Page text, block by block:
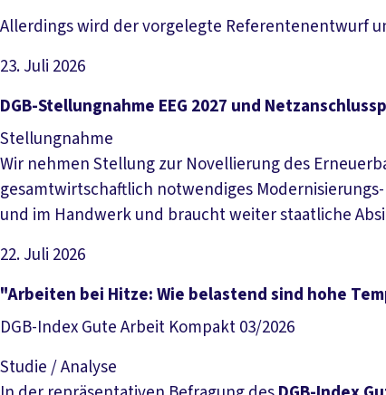
Allerdings wird der vorgelegte Referentenentwurf
23. Juli 2026
Datei herunterladen
DGB-Stellungnahme EEG 2027 und
Stellungnahme
Wir nehmen Stellung zur Novellierung des
gesamtwirtschaftlich notwendiges
und im Handwerk und braucht weiter staatliche
22. Juli 2026
Datei herunterladen
"Arbeiten bei Hitze: Wie belastend sind hohe
DGB-Index Gute Arbeit Kompakt 03/2026
Studie / Analyse